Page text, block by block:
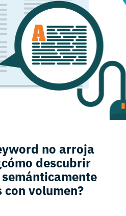
no arroja
descubrir
volumen?